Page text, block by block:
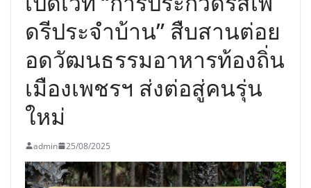
ดรีประจำบ้าน” สืบสานต่อย
อดวัฒนธรรมอาหารท้องถิ่น
เมืองเพชรฯ ส่งต่อสู่คนรุ่น
ใหม่
admin 25/08/2025